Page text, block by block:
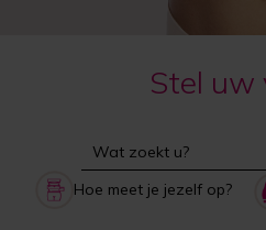
Stel uw
Hoe meet je jezelf op?